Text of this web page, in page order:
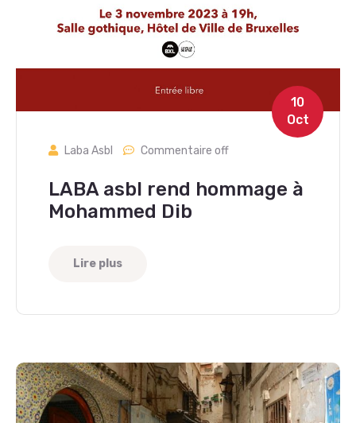
10
Oct
Laba Asbl Commentaire off
LABA asbl rend hommage à
Mohammed Dib
Lire plus